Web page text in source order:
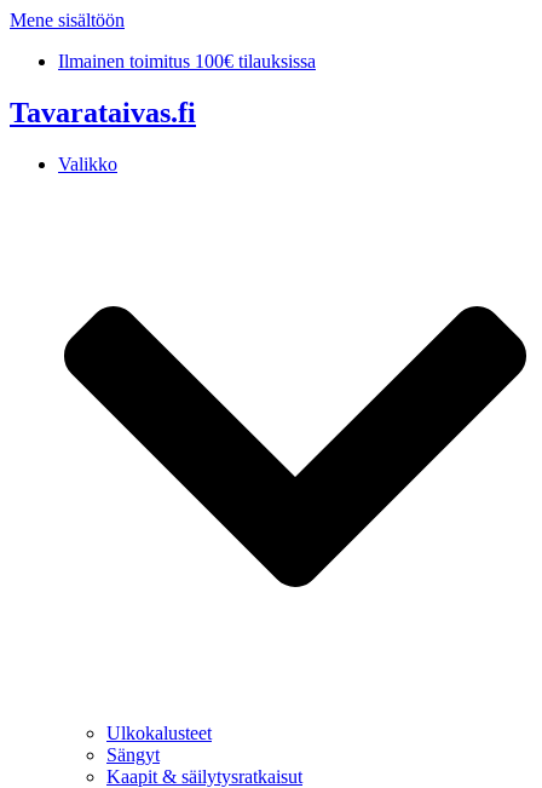
Mene sisältöön
Ilmainen toimitus 100€ tilauksissa
Tavarataivas.fi
Valikko
Ulkokalusteet
Sängyt
Kaapit & säilytysratkaisut